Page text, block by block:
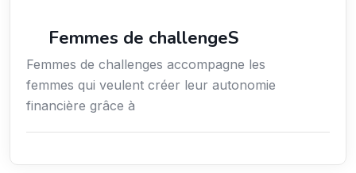
Femmes de challengeS
Femmes de challenges accompagne les
femmes qui veulent créer leur autonomie
financière grâce à